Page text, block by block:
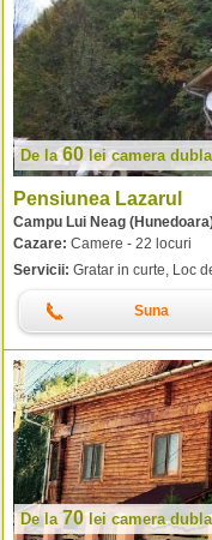
De la60 leicamera dubla
Pensiunea Lazarul
Campu Lui Neag
Cazare: Camere - 22 locuri
Servicii: Gratar in curte, Loc
Suna
De la70lei camera dubla